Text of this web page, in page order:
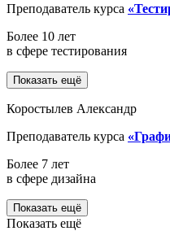
Преподаватель курса
Более 10 лет
в сфере тестирования
Показать ещё
Коростылев Александр
Преподаватель курса
Более 7 лет
в сфере дизайна
Показать ещё
Показать ещё